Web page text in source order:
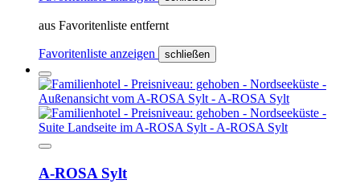
aus Favoritenliste entfernt
Favoritenliste anzeigen schließen
A-ROSA Sylt